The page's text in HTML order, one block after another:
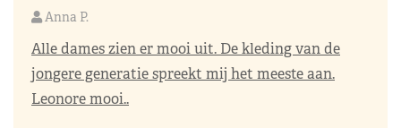
Anna P.
Alle dames zien er mooi uit. De kleding van de
jongere generatie spreekt mij het meeste aan.
Leonore mooi..